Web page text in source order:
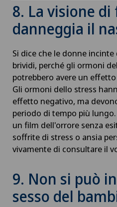
8. La visione
danneggia il
Si dice che le donne
brividi, perché gli ormoni
potrebbero avere un
Gli ormoni dello stress
effetto negativo, ma
periodo di tempo più
un film dell'orrore senza
soffrite di stress o ansia
vivamente di consultare il
9. Non si può
sesso del